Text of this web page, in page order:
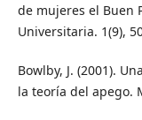
de mujeres el Buen
Universitaria. 1(9),
Bowlby, J. (2001).
la teoría del apego.